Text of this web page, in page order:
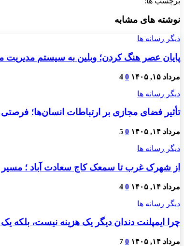
نوشته های مشابه
دیگر رسانه ها
پایان عصر هنگ کردن؛ وبلین به سیستم مدیریت
مرداد ۱۵, ۱۴۰۵ 0
4
دیگر رسانه ها
تأثیر فضای مجازی بر ارتباطات انسان‌ها؛ فرصتی
مرداد ۱۴, ۱۴۰۵ 0
5
دیگر رسانه ها
از شهرک غرب تا سمعک کاج سعادت آباد ؛ مسیر
مرداد ۱۴, ۱۴۰۵ 0
4
دیگر رسانه ها
چرا ایمپلنت دندان دیگر یک هزینه نیست،
مرداد ۱۴, ۱۴۰۵ 0
7